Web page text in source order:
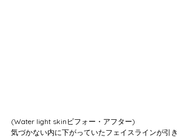
(Water light skinビフォー・アフター)
気づかない内に下がっていたフェイスラインが引き